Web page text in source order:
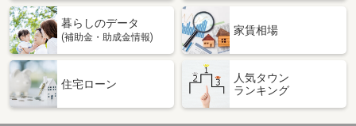
建物面積 122.55m²
土地面積
272.19m²
山形県米沢市金池６
1,599万円
住 所
山形県米沢市金池６
暮らしのデータ
(補助金・助成金情報)
家賃相場
住宅ローン
人気タウン
ランキング